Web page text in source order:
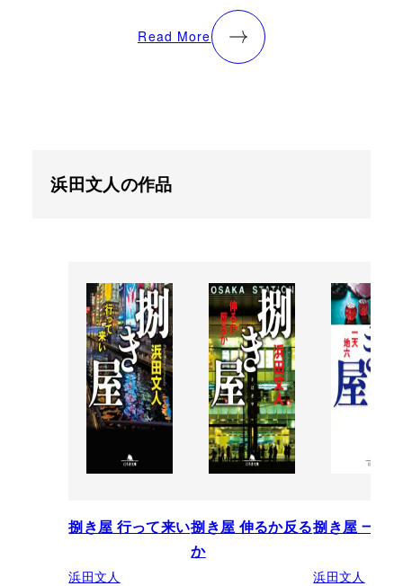
Read More
浜田文人の作品
捌き屋 行って来い
浜田文人
捌き屋 伸るか反る
か
捌き屋 一天
浜田文人